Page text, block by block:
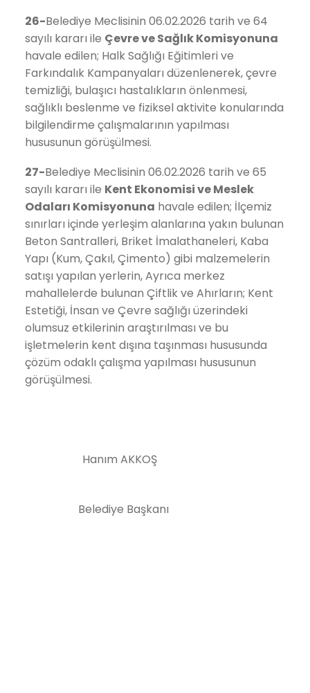
26-Belediye Meclisinin 06.02.2026 tarih ve 64
sayılı kararı ile Çevre ve SağlıkKomisyonuna
havale edilen; Halk Sağlığı Eğitimleri ve
Farkındalık Kampanyaları düzenlenerek, çevre
temizliği, bulaşıcı hastalıkların önlenmesi,
sağlıklı beslenme ve fiziksel aktivite konularında
bilgilendirme çalışmalarının yapılması
hususunun görüşülmesi.
27-Belediye Meclisinin 06.02.2026 tarih ve 65
sayılı kararı ile Kent Ekonomisi ve Meslek
Odaları Komisyonuna havale edilen; İlçemiz
sınırları içinde yerleşim alanlarına yakın bulunan
Beton Santralleri, Briket İmalathaneleri, Kaba
Yapı (Kum, Çakıl, Çimento) gibi malzemelerin
satışı yapılan yerlerin, Ayrıca merkez
mahallelerde bulunan Çiftlik ve Ahırların; Kent
Estetiği, İnsan ve Çevre sağlığı üzerindeki
olumsuz etkilerinin araştırılması ve bu
işletmelerin kent dışına taşınması hususunda
çözüm odaklı çalışma yapılması hususunun
görüşülmesi.
Hanım AKKOŞ
Belediye Başkanı